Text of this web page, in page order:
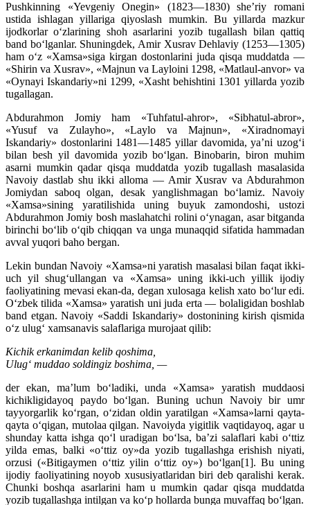
Pushkinning «Yevgeniy Onegin» (1823—1830) she’riy romani
ustida ishlagan yillariga qiyoslash mumkin. Bu yillarda mazkur
ijodkorlar o‘zlarining shoh asarlarini yozib tugallash bilan qattiq
band bo‘lganlar. Shuningdek, Amir Xusrav Dehlaviy (1253—1305)
ham o‘z «Xamsa»siga kirgan dostonlarini juda qisqa muddatda —
«Shirin va Xusrav», «Majnun va Layloini 1298, «Matlaul-anvor» va
«Oynayi Iskandariy»ni 1299, «Xasht behishtini 1301 yillarda yozib
tugallagan.
Abdurahmon Jomiy ham «Tuhfatul-ahror», «Sibhatul-abror»,
«Yusuf va Zulayho», «Laylo va Majnun», «Xiradnomayi
Iskandariy» dostonlarini 1481—1485 yillar davomida, ya’ni uzog‘i
bilan besh yil davomida yozib bo‘lgan. Binobarin, biron muhim
asarni mumkin qadar qisqa muddatda yozib tugallash masalasida
Navoiy dastlab shu ikki alloma — Amir Xusrav va Abdurahmon
Jomiydan saboq olgan, desak yanglishmagan bo‘lamiz. Navoiy
«Xamsa»sining yaratilishida uning buyuk zamondoshi, ustozi
Abdurahmon Jomiy bosh maslahatchi rolini o‘ynagan, asar bitganda
birinchi bo‘lib o‘qib chiqqan va unga munaqqid sifatida hammadan
avval yuqori baho bergan.
Lekin bundan Navoiy «Xamsa»ni yaratish masalasi bilan faqat ikki-
uch yil shug‘ullangan va «Xamsa» uning ikki-uch yillik ijodiy
faoliyatining mevasi ekan-da, degan xulosaga kelish xato bo‘lur edi.
O‘zbek tilida «Xamsa» yaratish uni juda erta — bolaligidan boshlab
band etgan. Navoiy «Saddi Iskandariy» dostonining kirish qismida
o‘z ulug‘ xamsanavis salaflariga murojaat qilib:
Kichik erkanimdan kelib qoshima,
Ulug‘ muddao soldingiz boshima, —
der ekan, ma’lum bo‘ladiki, unda «Xamsa» yaratish muddaosi
kichikligidayoq paydo bo‘lgan. Buning uchun Navoiy bir umr
tayyorgarlik ko‘rgan, o‘zidan oldin yaratilgan «Xamsa»larni qayta-
qayta o‘qigan, mutolaa qilgan. Navoiyda yigitlik vaqtidayoq, agar u
shunday katta ishga qo‘l uradigan bo‘lsa, ba’zi salaflari kabi o‘ttiz
yilda emas, balki «o‘ttiz oy»da yozib tugallashga erishish niyati,
orzusi («Bitigaymen o‘ttiz yilin o‘ttiz oy») bo‘lgan[1]. Bu uning
ijodiy faoliyatining noyob xususiyatlaridan biri deb qaralishi kerak.
Chunki boshqa asarlarini ham u mumkin qadar qisqa muddatda
yozib tugallashga intilgan va ko‘p hollarda bunga muvaffaq bo‘lgan.